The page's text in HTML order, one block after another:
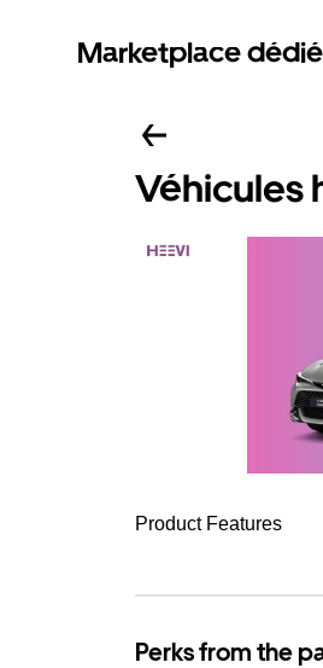
Marketplace
Véhicules
Product Features
Perks from the